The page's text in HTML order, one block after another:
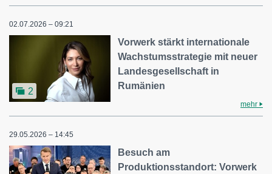
02.07.2026 – 09:21
2
Vorwerk stärkt internationale
Wachstumsstrategie mit neuer
Landesgesellschaft in
Rumänien
mehr
29.05.2026 – 14:45
Besuch am
Produktionsstandort: Vorwerk